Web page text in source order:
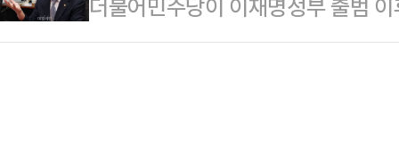
책"이라며 "이에 이재명 정부의 반
고 국민이 원하는 정책 대…
연해 "(김현지 부속실장이) 총무비
가라'고 전화를 했더니 김 부속실장
더불어민주당이 이재명정부 출범
책'에 대해 "(9·7 부동산 대책에서)